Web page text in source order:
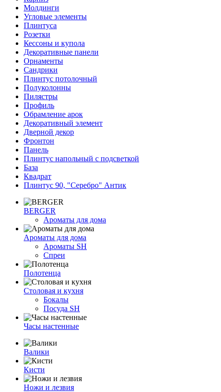
Молдинги
Угловые элементы
Плинтуса
Розетки
Кессоны и купола
Декоративные панели
Орнаменты
Сандрики
Плинтус потолочный
Полуколонны
Пилястры
Профиль
Обрамление арок
Декоративный элемент
Дверной декор
Фронтон
Панель
Плинтус напольный с подсветкой
База
Квадрат
Плинтус 90, "Серебро" Антик
BERGER
Ароматы для дома
Ароматы для дома
Ароматы SH
Спреи
Полотенца
Столовая и кухня
Бокалы
Посуда SH
Часы настенные
Валики
Кисти
Ножи и лезвия